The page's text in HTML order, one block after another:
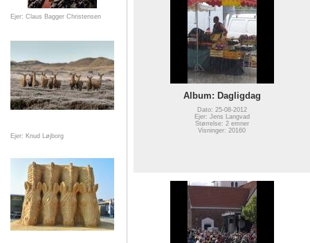
Ejer: Claus Bagger Christensen
Ejer: Knud Løjborg
Album: Dagligdag
Dato: 25-08-2012
Ejer: Jens Langvad
Størrelse: 2 emner
Visninger: 20160